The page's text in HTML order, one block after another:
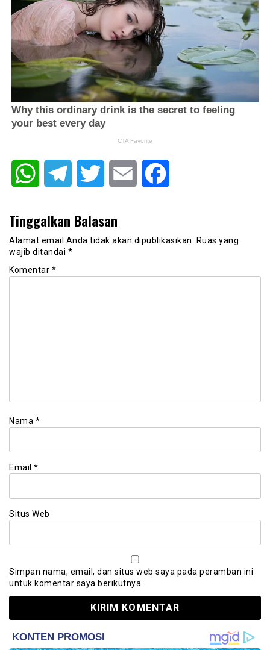
WhatsAppTelegram Twitter Email
Tinggalkan Balasan
Alamat email Anda tidak akan dipublikasikan.
Ruas yang
wajib ditandai *
Komentar *
Nama *
Email *
Situs Web
Simpan nama, email, dan situs web saya pada peramban ini
untuk komentar saya berikutnya.